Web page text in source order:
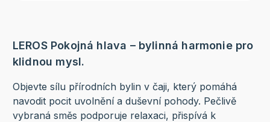
LEROS Pokojná hlava – bylinná harmonie pro
klidnou mysl.
Objevte sílu přírodních bylin v čaji, který pomáhá
navodit pocit uvolnění a duševní pohody. Pečlivě
vybraná směs podporuje relaxaci, přispívá k